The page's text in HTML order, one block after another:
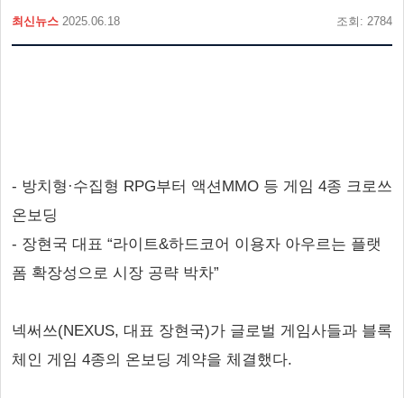
최신뉴스 2025.06.18 조회: 2784
- 방치형·수집형 RPG부터 액션MMO 등 게임 4종 크로쓰
온보딩
- 장현국 대표 “라이트&하드코어 이용자 아우르는 플랫
폼 확장성으로 시장 공략 박차”
넥써쓰(NEXUS, 대표 장현국)가 글로벌 게임사들과 블록
체인 게임 4종의 온보딩 계약을 체결했다.